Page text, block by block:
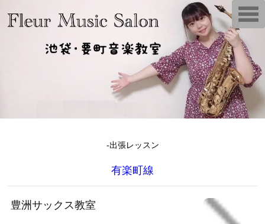
-出張レッスン
有楽町線
豊洲サックス教室
T
o
g
e
n
v
i
t